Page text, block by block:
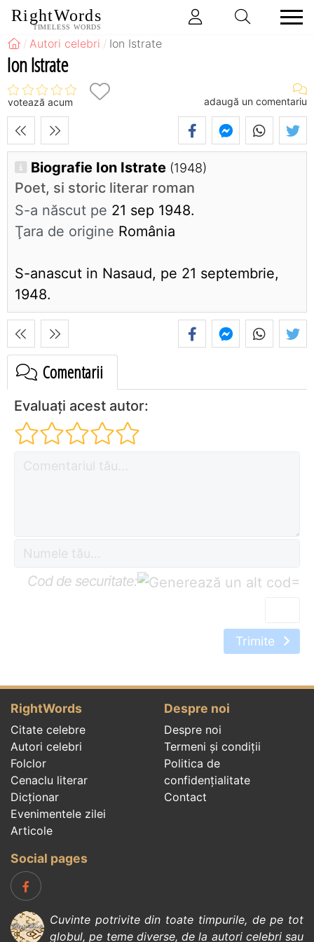
RightWords
TIMELESS WORDS
Autori celebri Ion Istrate
Ion Istrate
votează acum adaugă un comentariu
Biografie Ion Istrate (1948)
Poet, si storic literar roman
S-a născut pe 21 sep 1948.
Ţara de origine România
S-anascut in Nasaud, pe 21 septembrie,
1948.
Comentarii
Evaluați acest autor:
Cod de securitate: =
Trimite
RightWords
Citate celebre
Autori celebri
Folclor
Cenaclu literar
Dicționar
Evenimentele zilei
Articole
Despre noi
Despre noi
Termeni și condiții
Politica de
confidenţialitate
Contact
Social pages
Cuvinte potrivite din toate timpurile, de pe tot
globul, pe teme diverse, de la autori celebrisau